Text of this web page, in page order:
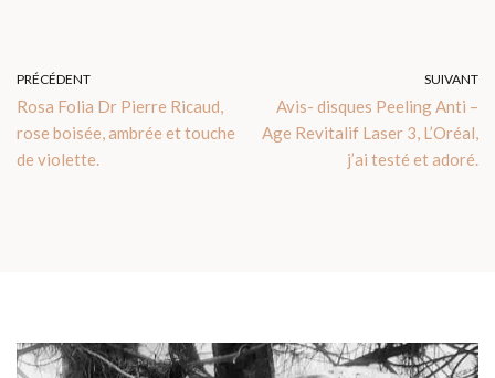
PRÉCÉDENT
Rosa Folia Dr Pierre Ricaud,
rose boisée, ambrée et touche
de violette.
SUIVANT
Avis- disques Peeling Anti –
Age Revitalif Laser 3, L’Oréal,
j’ai testé et adoré.